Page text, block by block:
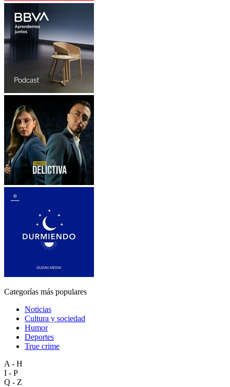
Categorías más populares
Noticias
Cultura y sociedad
Humor
Deportes
True crime
A - H
I - P
Q - Z